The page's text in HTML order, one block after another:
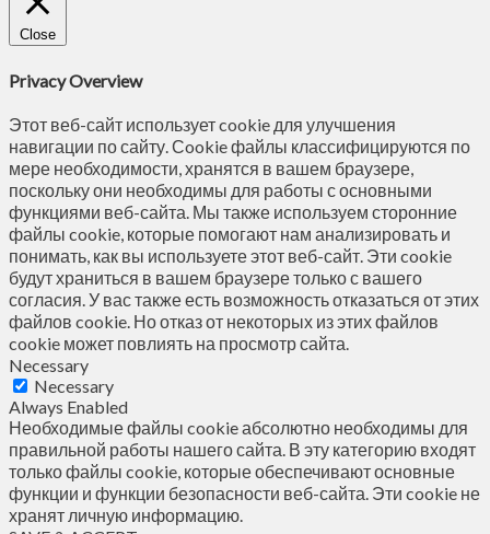
Close
Privacy Overview
Этот веб-сайт использует cookie для улучшения
навигации по сайту. Сookie файлы классифицируются по
мере необходимости, хранятся в вашем браузере,
поскольку они необходимы для работы с основными
функциями веб-сайта. Мы также используем сторонние
файлы cookie, которые помогают нам анализировать и
понимать, как вы используете этот веб-сайт. Эти cookie
будут храниться в вашем браузере только с вашего
согласия. У вас также есть возможность отказаться от этих
файлов cookie. Но отказ от некоторых из этих файлов
cookie может повлиять на просмотр сайта.
Necessary
Necessary
Always Enabled
Необходимые файлы cookie абсолютно необходимы для
правильной работы нашего сайта. В эту категорию входят
только файлы cookie, которые обеспечивают основные
функции и функции безопасности веб-сайта. Эти cookie не
хранят личную информацию.